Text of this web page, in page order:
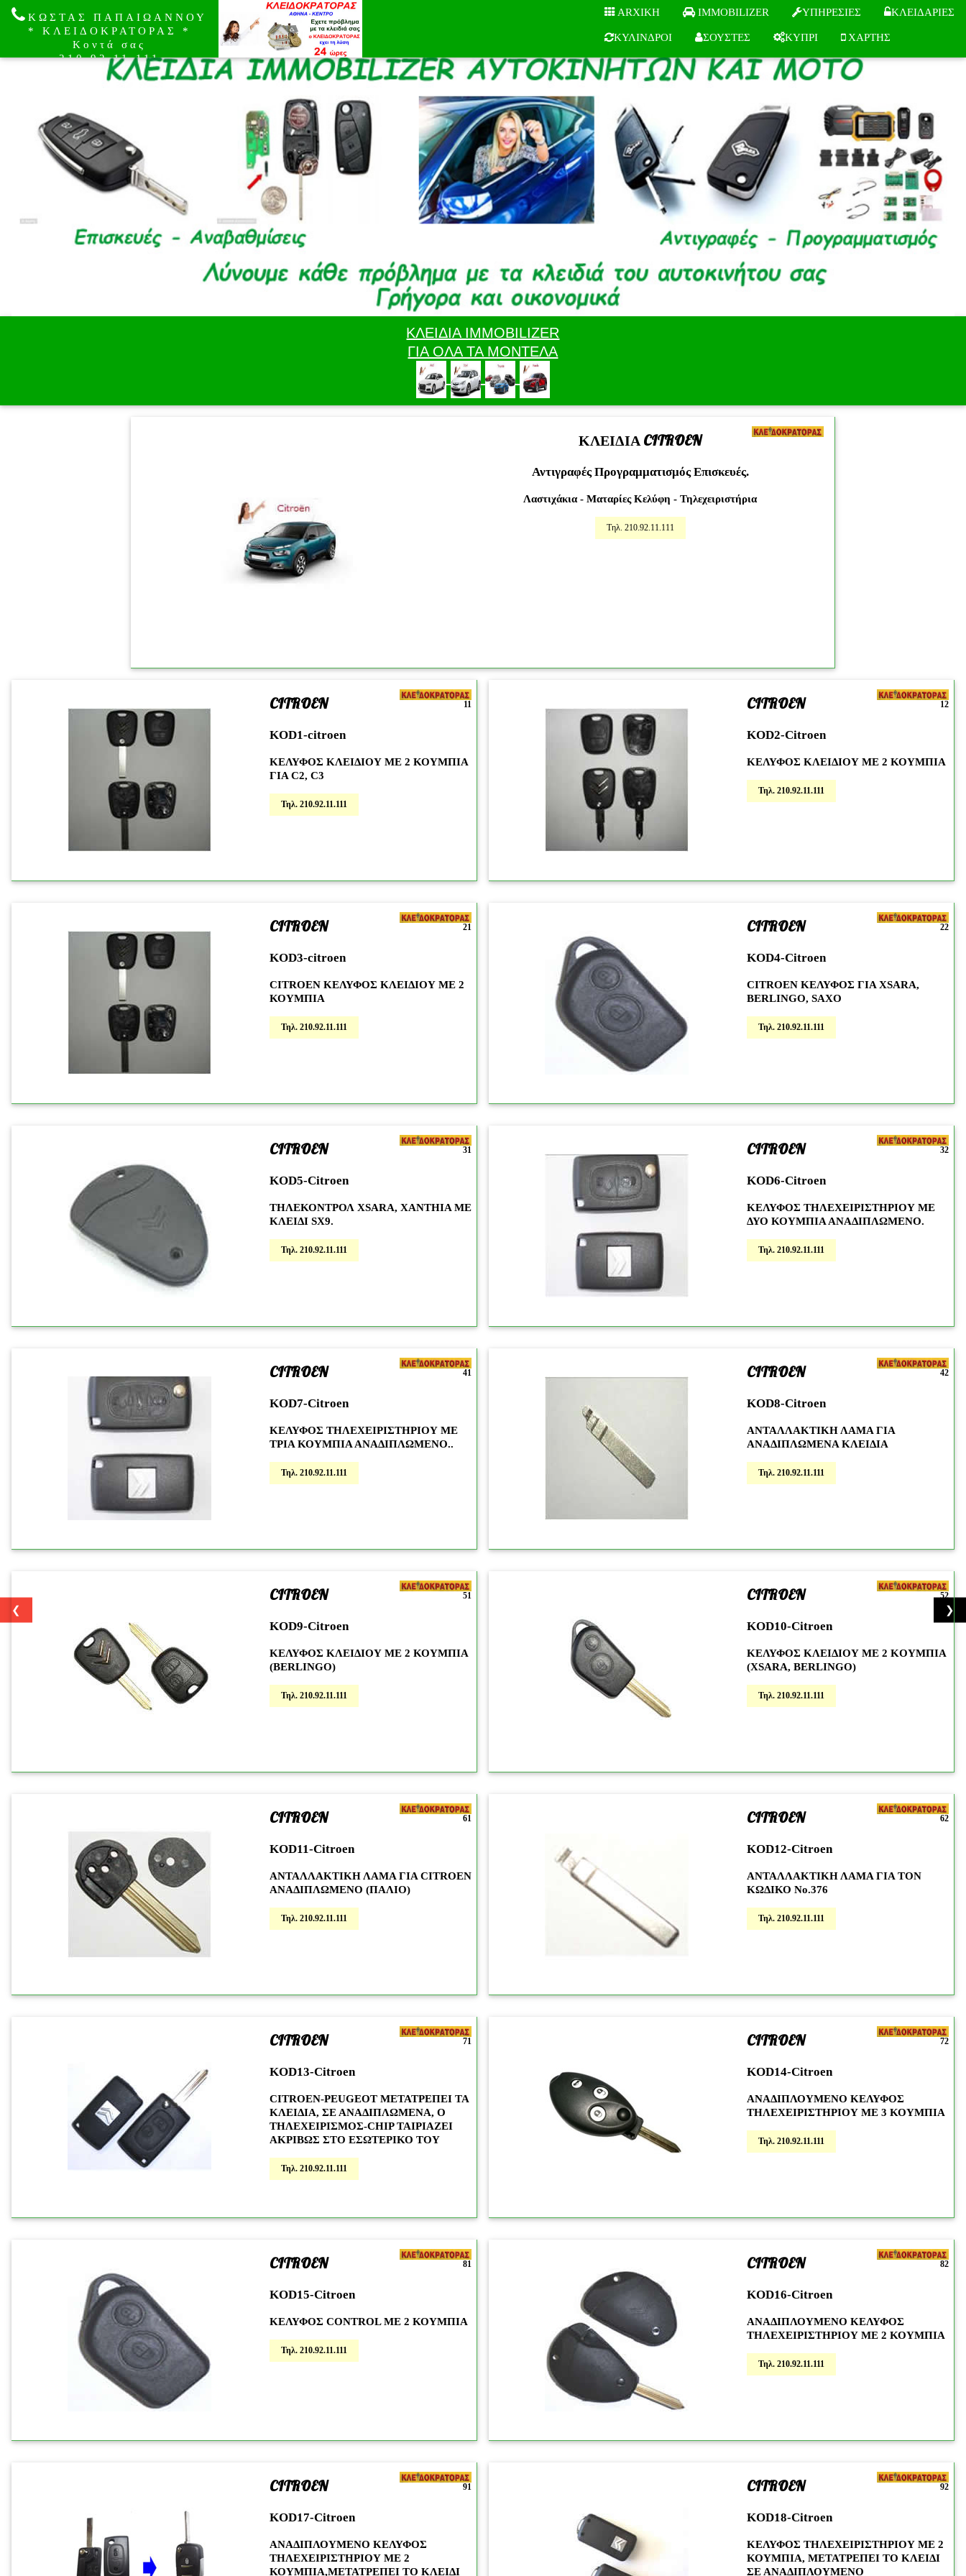
ΚΩΣΤΑΣ ΠΑΠΑΙΩΑΝΝΟΥ
* ΚΛΕΙΔΟΚΡΑΤΟΡΑΣ *
Κοντά σας
210.92.11.111
ARXIKH IMMOBILIZER ΥΠΗΡΕΣΙΕΣ ΚΛΕΙΔΑΡΙΕΣ
ΚΥΛΙΝΔΡΟΙ ΣΟΥΣΤΕΣ ΚΥΠΡΙ ΧΑΡΤΗΣ
❮ ❯
ΚΛΕΙΔΙΑ IMMOBILIZER
ΓΙΑ ΟΛΑ ΤΑ ΜΟΝΤΕΛΑ
ΚΛΕΙΔΙΑ CITROEN
Αντιγραφές Προγραμματισμός Επισκευές.
Λαστιχάκια - Ματαρίες Κελύφη - Τηλεχειριστήρια
Τηλ. 210.92.11.111
CITROEN
KOD1-citroen
ΚΕΛΥΦΟΣ ΚΛΕΙΔΙΟΥ ΜΕ 2 ΚΟΥΜΠΙΑ
ΓΙΑ C2, C3
Τηλ. 210.92.11.111
11 CITROEN
KOD2-Citroen
ΚΕΛΥΦΟΣ ΚΛΕΙΔΙΟΥ ΜΕ 2 ΚΟΥΜΠΙΑ
Τηλ. 210.92.11.111
12
CITROEN
KOD3-citroen
CITROEN ΚΕΛΥΦΟΣ ΚΛΕΙΔΙΟΥ ΜΕ 2
ΚΟΥΜΠΙΑ
Τηλ. 210.92.11.111
21 CITROEN
KOD4-Citroen
CITROEN ΚΕΛΥΦΟΣ ΓΙΑ XSARA,
BERLINGO, SAXO
Τηλ. 210.92.11.111
22
CITROEN
KOD5-Citroen
ΤΗΛΕΚΟΝΤΡΟΛ XSARA, XANTHIA ME
ΚΛΕΙΔΙ SX9.
Τηλ. 210.92.11.111
31 CITROEN
KOD6-Citroen
ΚΕΛΥΦΟΣ ΤΗΛΕΧΕΙΡΙΣΤΗΡΙΟΥ ΜΕ
ΔΥΟ ΚΟΥΜΠΙΑ ΑΝΑΔΙΠΛΩΜΕΝΟ.
Τηλ. 210.92.11.111
32
CITROEN
KOD7-Citroen
ΚΕΛΥΦΟΣ ΤΗΛΕΧΕΙΡΙΣΤΗΡΙΟΥ ΜΕ
ΤΡΙΑ ΚΟΥΜΠΙΑ ΑΝΑΔΙΠΛΩΜΕΝΟ..
Τηλ. 210.92.11.111
41 CITROEN
KOD8-Citroen
ΑΝΤΑΛΛΑΚΤΙΚΗ ΛΑΜΑ ΓΙΑ
ΑΝΑΔΙΠΛΩΜΕΝΑ ΚΛΕΙΔΙΑ
Τηλ. 210.92.11.111
42
CITROEN
KOD9-Citroen
ΚΕΛΥΦΟΣ ΚΛΕΙΔΙΟΥ ΜΕ 2 ΚΟΥΜΠΙΑ
(BERLINGO)
Τηλ. 210.92.11.111
51 CITROEN
KOD10-Citroen
ΚΕΛΥΦΟΣ KΛΕΙΔΙΟΥ ΜΕ 2 KOYΜΠΙΑ
(XSARA, BERLINGO)
Τηλ. 210.92.11.111
52
CITROEN
KOD11-Citroen
ΑΝΤΑΛΛΑΚΤΙΚΗ ΛΑΜΑ ΓΙΑ CITROEN
ANAΔΙΠΛΩΜΕΝΟ (ΠΑΛΙΟ)
Τηλ. 210.92.11.111
61 CITROEN
KOD12-Citroen
ΑΝΤΑΛΛΑΚΤΙΚΗ ΛΑΜΑ ΓΙΑ ΤΟΝ
ΚΩΔΙΚΟ Νο.376
Τηλ. 210.92.11.111
62
CITROEN
KOD13-Citroen
CITROEN-PEUGEOT ΜΕΤΑΤΡΕΠΕΙ ΤΑ
ΚΛΕΙΔΙΑ, ΣΕ ΑΝΑΔΙΠΛΩΜΕΝΑ, Ο
ΤΗΛΕΧΕΙΡΙΣΜΟΣ-CHIP ΤΑΙΡΙΑΖΕΙ
ΑΚΡΙΒΩΣ ΣΤΟ ΕΣΩΤΕΡΙΚΟ ΤΟΥ
Τηλ. 210.92.11.111
71 CITROEN
KOD14-Citroen
ΑΝΑΔΙΠΛΟΥΜΕΝΟ ΚΕΛΥΦΟΣ
ΤΗΛΕΧΕΙΡΙΣΤΗΡΙΟΥ ΜΕ 3 ΚΟΥΜΠΙΑ
Τηλ. 210.92.11.111
72
CITROEN
KOD15-Citroen
ΚΕΛΥΦΟΣ CONTROL ΜΕ 2 ΚΟΥΜΠΙΑ
Τηλ. 210.92.11.111
81 CITROEN
KOD16-Citroen
ΑΝΑΔΙΠΛΟΥΜΕΝΟ ΚΕΛΥΦΟΣ
ΤΗΛΕΧΕΙΡΙΣΤΗΡΙΟΥ ΜΕ 2 ΚΟΥΜΠΙΑ
Τηλ. 210.92.11.111
82
CITROEN
KOD17-Citroen
ΑΝΑΔΙΠΛΟΥΜΕΝΟ ΚΕΛΥΦΟΣ
ΤΗΛΕΧΕΙΡΙΣΤΗΡΙΟΥ ΜΕ 2
ΚΟΥΜΠΙΑ,ΜΕΤΑΤΡΕΠΕΙ ΤΟ ΚΛΕΙΔΙ
91 CITROEN
KOD18-Citroen
ΚΕΛΥΦΟΣ ΤΗΛΕΧΕΙΡΙΣΤΗΡΙΟΥ ΜΕ 2
ΚΟΥΜΠΙΑ, ΜΕΤΑΤΡΕΠΕΙ ΤΟ ΚΛΕΙΔΙ
ΣΕ ΑΝΑΔΙΠΛΟΥΜΕΝΟ
92